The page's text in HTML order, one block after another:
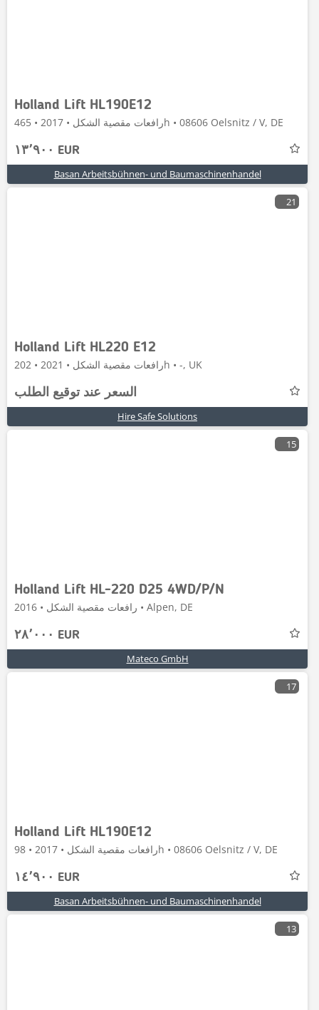
Holland Lift HL190E12
رافعات مقصية الشكل • 2017 • 465h • 08606 Oelsnitz / V, DE
١٣٬٩٠٠ EUR
Basan Arbeitsbühnen- und Baumaschinenhandel
21
Holland Lift HL220 E12
رافعات مقصية الشكل • 2021 • 202h • -, UK
السعر عند توقيع الطلب
Hire Safe Solutions
15
Holland Lift HL-220 D25 4WD/P/N
رافعات مقصية الشكل • 2016 • Alpen, DE
٢٨٬٠٠٠ EUR
Mateco GmbH
17
Holland Lift HL190E12
رافعات مقصية الشكل • 2017 • 98h • 08606 Oelsnitz / V, DE
١٤٬٩٠٠ EUR
Basan Arbeitsbühnen- und Baumaschinenhandel
13